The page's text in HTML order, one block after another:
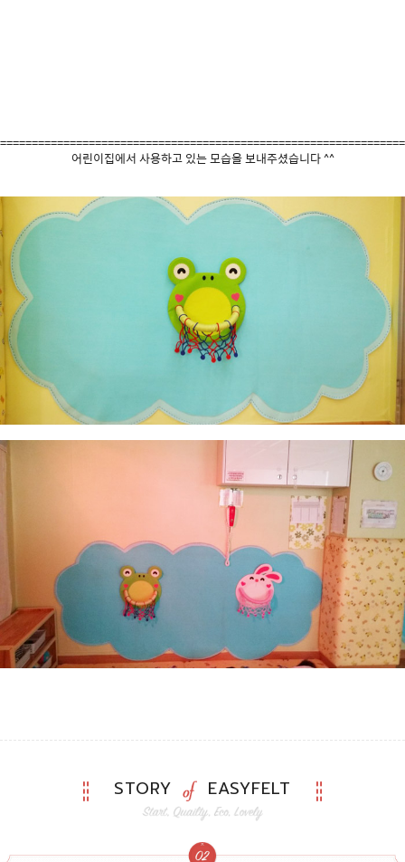
어린이집에서 사용하고 있는 모습을 보내주셨습니다 ^^
STORY EASYFELT